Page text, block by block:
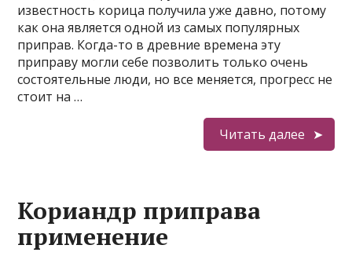
известность корица получила уже давно, потому
как она является одной из самых популярных
приправ. Когда-то в древние времена эту
приправу могли себе позволить только очень
состоятельные люди, но все меняется, прогресс не
стоит на …
Читать далее
Кориандр приправа
применение